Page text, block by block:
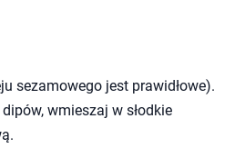
sezamowego jest prawidłowe).
wmieszaj w słodkie